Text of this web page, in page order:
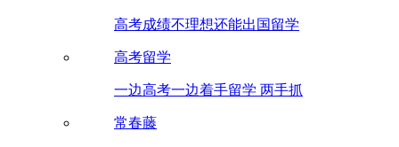
高考成绩不理想还能出国留学
高考留学
一边高考一边着手留学 两手抓
常春藤